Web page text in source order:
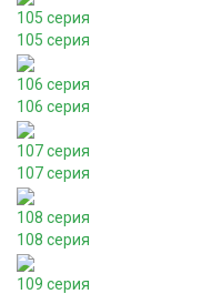
105 серия
105 серия
106 серия
106 серия
107 серия
107 серия
108 серия
108 серия
109 серия